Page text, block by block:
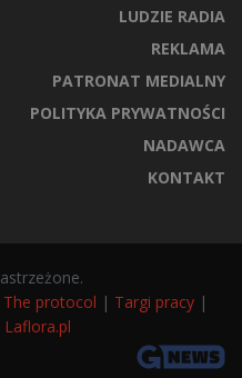
LUDZIE RADIA
REKLAMA
PATRONAT MEDIALNY
POLITYKA PRYWATNOŚCI
NADAWCA
KONTAKT
The protocol | Targi pracy |
Laflora.pl